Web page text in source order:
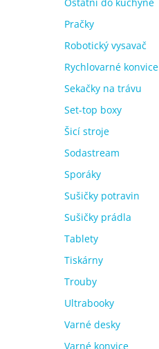
Pračky
Robotický vysavač
Rychlovarné konvice
Sekačky na trávu
Set-top boxy
Šicí stroje
Sodastream
Sporáky
Sušičky potravin
Sušičky prádla
Tablety
Tiskárny
Trouby
Ultrabooky
Varné desky
Varné konvice